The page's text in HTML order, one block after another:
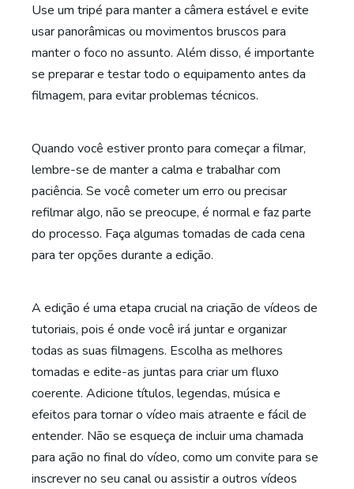
Use um tripé para manter a câmera estável e evite
usar panorâmicas ou movimentos bruscos para
manter o foco no assunto. Além disso, é importante
se preparar e testar todo o equipamento antes da
filmagem, para evitar problemas técnicos.
Quando você estiver pronto para começar a filmar,
lembre-se de manter a calma e trabalhar com
paciência. Se você cometer um erro ou precisar
refilmar algo, não se preocupe, é normal e faz parte
do processo. Faça algumas tomadas de cada cena
para ter opções durante a edição.
A edição é uma etapa crucial na criação de vídeos de
tutoriais, pois é onde você irá juntar e organizar
todas as suas filmagens. Escolha as melhores
tomadas e edite-as juntas para criar um fluxo
coerente. Adicione títulos, legendas, música e
efeitos para tornar o vídeo mais atraente e fácil de
entender. Não se esqueça de incluir uma chamada
para ação no final do vídeo, como um convite para se
inscrever no seu canal ou assistir a outros vídeos